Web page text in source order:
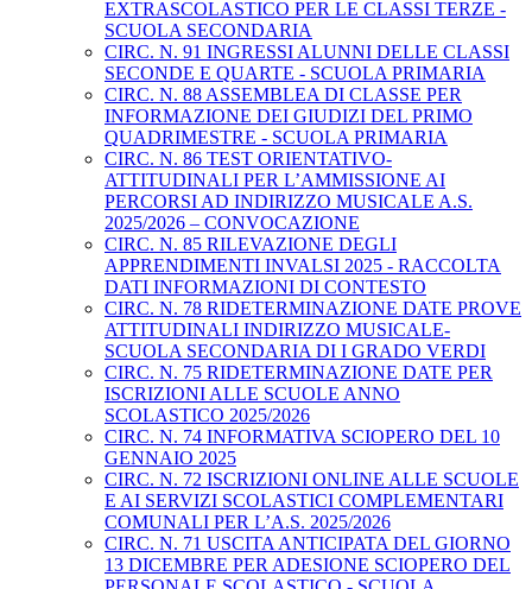
EXTRASCOLASTICO PER LE CLASSI TERZE -
SCUOLA SECONDARIA
CIRC. N. 91 INGRESSI ALUNNI DELLE CLASSI
SECONDE E QUARTE - SCUOLA PRIMARIA
CIRC. N. 88 ASSEMBLEA DI CLASSE PER
INFORMAZIONE DEI GIUDIZI DEL PRIMO
QUADRIMESTRE - SCUOLA PRIMARIA
CIRC. N. 86 TEST ORIENTATIVO-
ATTITUDINALI PER L’AMMISSIONE AI
PERCORSI AD INDIRIZZO MUSICALE A.S.
2025/2026 – CONVOCAZIONE
CIRC. N. 85 RILEVAZIONE DEGLI
APPRENDIMENTI INVALSI 2025 - RACCOLTA
DATI INFORMAZIONI DI CONTESTO
CIRC. N. 78 RIDETERMINAZIONE DATE PROVE
ATTITUDINALI INDIRIZZO MUSICALE-
SCUOLA SECONDARIA DI I GRADO VERDI
CIRC. N. 75 RIDETERMINAZIONE DATE PER
ISCRIZIONI ALLE SCUOLE ANNO
SCOLASTICO 2025/2026
CIRC. N. 74 INFORMATIVA SCIOPERO DEL 10
GENNAIO 2025
CIRC. N. 72 ISCRIZIONI ONLINE ALLE SCUOLE
E AI SERVIZI SCOLASTICI COMPLEMENTARI
COMUNALI PER L’A.S. 2025/2026
CIRC. N. 71 USCITA ANTICIPATA DEL GIORNO
13 DICEMBRE PER ADESIONE SCIOPERO DEL